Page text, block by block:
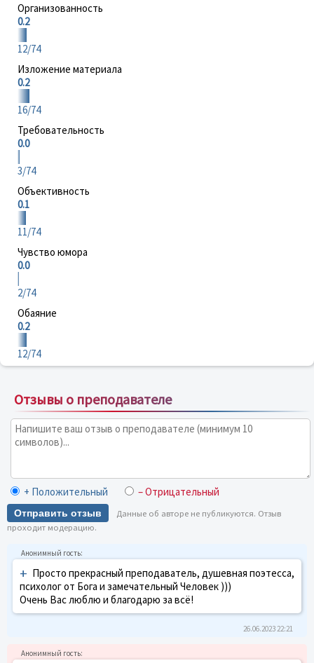
Организованность
0.2
12/74
Изложение материала
0.2
16/74
Требовательность
0.0
3/74
Объективность
0.1
11/74
Чувство юмора
0.0
2/74
Обаяние
0.2
12/74
Отзывы о преподавателе
+ Положительный – Отрицательный
Отправить отзыв
Данные об авторе не публикуются. Отзыв
проходит модерацию.
+ Просто прекрасный преподаватель, душевная поэтесса,
психолог от Бога и замечательный Человек )))
Очень Вас люблю и благодарю за всё!
26.06.2023 22:21